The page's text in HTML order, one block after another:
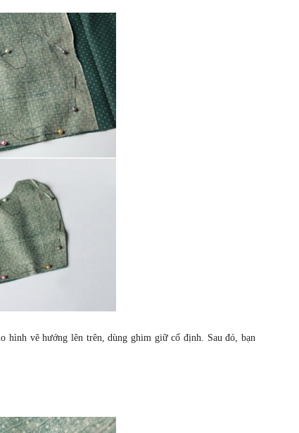
hình vẽ hướng lên trên, dùng ghim giữ cố định. Sau đó, bạn